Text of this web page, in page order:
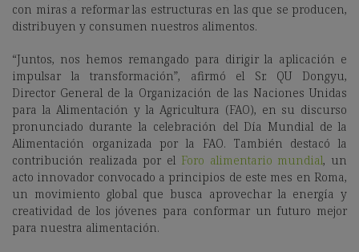
con miras a reformar las estructuras en las que se producen,
distribuyen y consumen nuestros alimentos.
“Juntos, nos hemos remangado para dirigir la aplicación e
impulsar la transformación”, afirmó el Sr. QU Dongyu,
Director General de la Organización de las Naciones Unidas
para la Alimentación y la Agricultura (FAO), en su discurso
pronunciado durante la celebración del Día Mundial de la
Alimentación organizada por la FAO. También destacó la
contribución realizada por el Foro alimentario mundial, un
acto innovador convocado a principios de este mes en Roma,
un movimiento global que busca aprovechar la energía y
creatividad de los jóvenes para conformar un futuro mejor
para nuestra alimentación.